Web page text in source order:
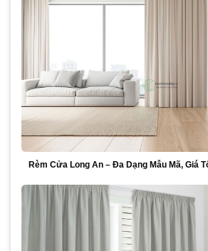
Rèm Cửa Long An – Đa Dạng Mẫu Mã, Giá